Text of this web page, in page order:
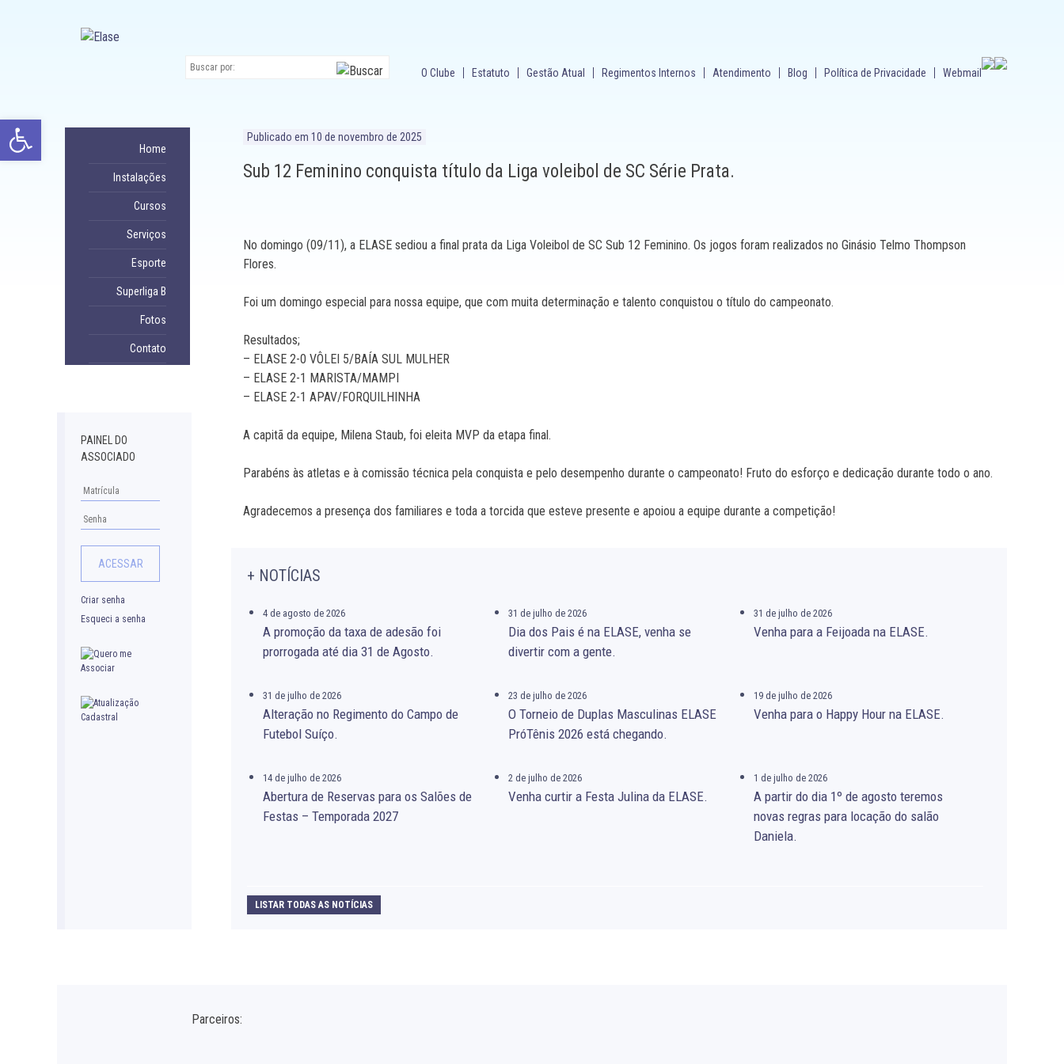
O Clube Estatuto Gestão Atual Regimentos Internos Atendimento Blog Política de Privacidade Webmail
Publicado em 10 de novembro de 2025
Sub 12 Feminino conquista título da Liga voleibol de SC Série Prata.
No domingo (09/11), a ELASE sediou a final prata da Liga Voleibol de SC Sub 12 Feminino. Os jogos foram realizados no Ginásio Telmo Thompson
Flores.
Foi um domingo especial para nossa equipe, que com muita determinação e talento conquistou o título do campeonato.
Resultados;
– ELASE 2-0 VÔLEI 5/BAÍA SUL MULHER
– ELASE 2-1 MARISTA/MAMPI
– ELASE 2-1 APAV/FORQUILHINHA
A capitã da equipe, Milena Staub, foi eleita MVP da etapa final.
Parabéns às atletas e à comissão técnica pela conquista e pelo desempenho durante o campeonato! Fruto do esforço e dedicação durante todo o ano.
Agradecemos a presença dos familiares e toda a torcida que esteve presente e apoiou a equipe durante a competição!
+ NOTÍCIAS
4 de agosto de 2026
A promoção da taxa de adesão foi
prorrogada até dia 31 de Agosto.
31 de julho de 2026
Dia dos Pais é na ELASE, venha se
divertir com a gente.
31 de julho de 2026
Venha para a Feijoada na ELASE.
31 de julho de 2026
Alteração no Regimento do Campo de
Futebol Suíço.
23 de julho de 2026
O Torneio de Duplas Masculinas ELASE
PróTênis 2026 está chegando.
19 de julho de 2026
Venha para o Happy Hour na ELASE.
14 de julho de 2026
Abertura de Reservas para os Salões de
Festas – Temporada 2027
2 de julho de 2026
Venha curtir a Festa Julina da ELASE.
1 de julho de 2026
A partir do dia 1º de agosto teremos
novas regras para locação do salão
Daniela.
LISTAR TODAS AS NOTÍCIAS
Home
Instalações
Cursos
Serviços
Esporte
Superliga B
Fotos
Contato
PAINEL DO
ASSOCIADO
Criar senha
Esqueci a senha
Parceiros:
Abrir a barra de ferramentas